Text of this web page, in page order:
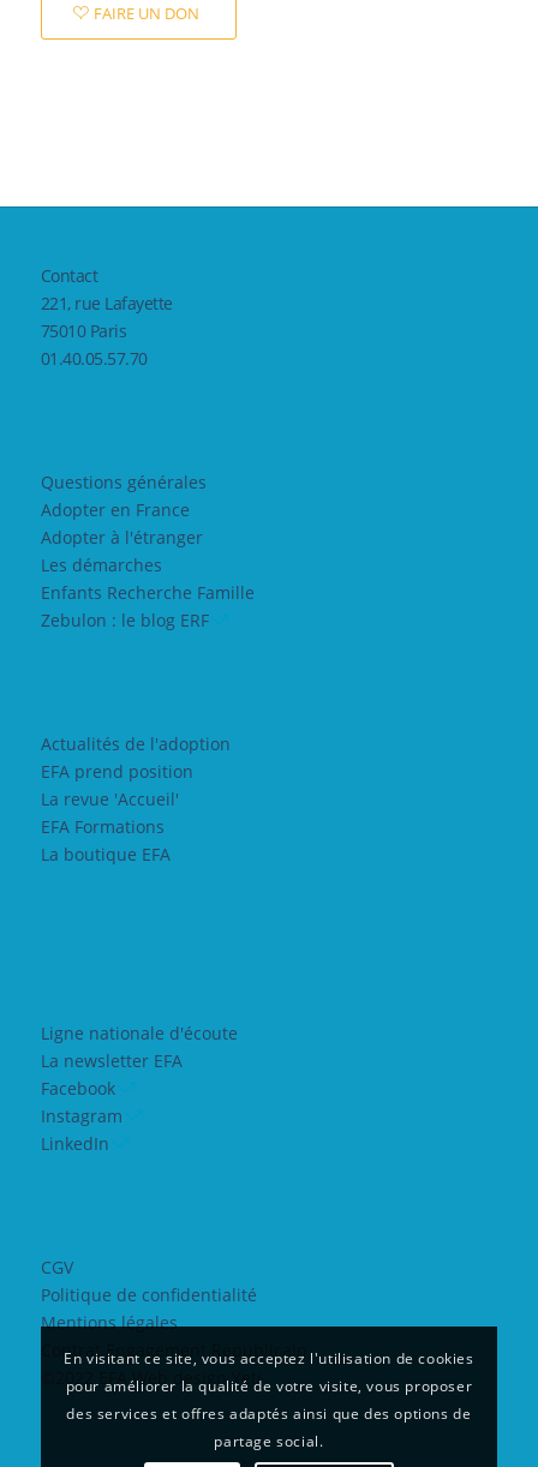
FAIRE UN DON
Contact
221, rue Lafayette
75010 Paris
01.40.05.57.70
Questions générales
Adopter en France
Adopter à l'étranger
Les démarches
Enfants Recherche Famille
Zebulon : le blog ERF
Actualités de l'adoption
EFA prend position
La revue 'Accueil'
EFA Formations
La boutique EFA
Ligne nationale d'écoute
La newsletter EFA
Facebook
Instagram
LinkedIn
CGV
Politique de confidentialité
Mentions légales
Contrat Engagement Républicain
©2022 EFA Web design Yeti
En visitant ce site, vous acceptez l'utilisation de cookies
pour améliorer la qualité de votre visite, vous proposer
des services et offres adaptés ainsi que des options de
partage social.